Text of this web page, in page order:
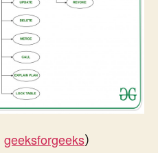
geeksforgeeks）